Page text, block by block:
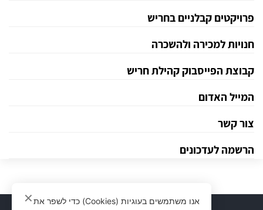
פרויקטים קבלניים בחריש
חנויות למכירה ולהשכרה
קבוצת הפייסבוק קהילת חריש
המייל האדום
צור קשר
הרשמה לעדכונים
אנו משתמשים בעוגיות (Cookies) כדי לשפר את✕